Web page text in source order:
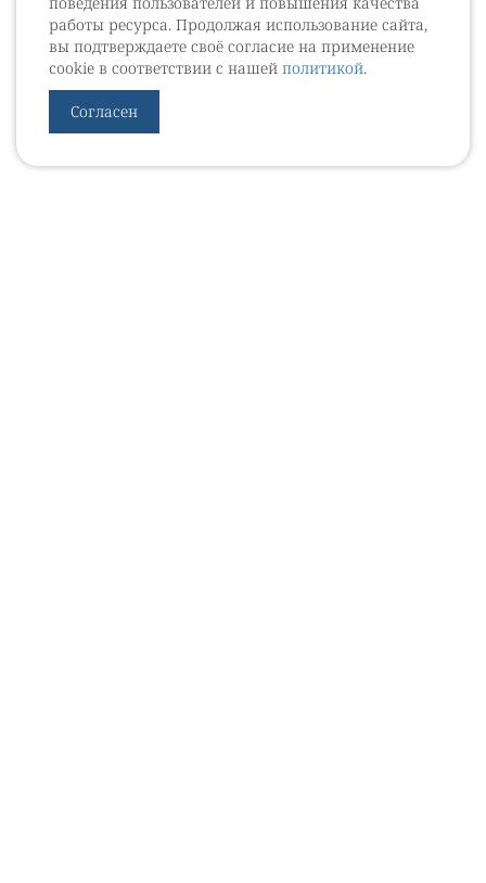
работы ресурса. Продолжая использование сайта,
вы подтверждаете своё согласие на применение
cookie в соответствии с нашей политикой.
Согласен